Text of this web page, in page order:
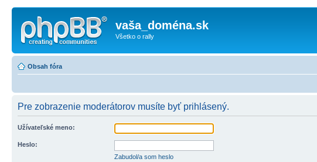
vaša_doména.sk
Všetko o rally
Obsah fóra
Pre zobrazenie moderátorov musíte byť prihlásený.
Užívateľské meno:
Heslo:
Zabudol/a som heslo